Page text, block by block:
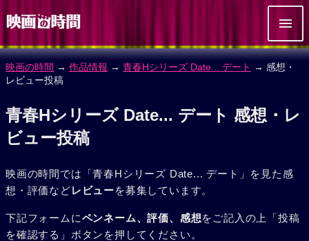
映画の時間 → 作品情報 → 青春Hシリーズ Date... デート → 感想・
レビュー投稿
青春Hシリーズ Date... デート 感想・レ
ビュー投稿
映画の時間では「青春Hシリーズ Date... デート」を見た感
想・評価などレビューを募集しています。
下記フォームにペンネーム、評価、感想をご記入の上「投稿
を確認する」ボタンを押してください。